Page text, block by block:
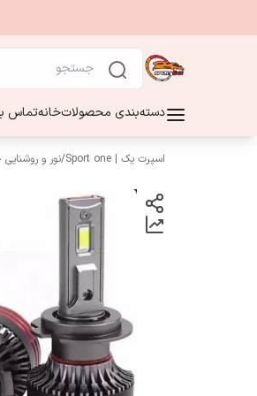
دسته‌بندی محصولاتخانهتماس
اسپرت یک | Sport one /نور و